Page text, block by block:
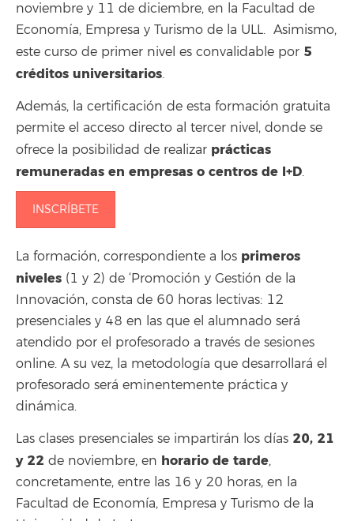
noviembre y 11 de diciembre, en la Facultad de
Economía, Empresa y Turismo de la ULL. Asimismo,
este curso de primer nivel es convalidable por 5
créditos universitarios.
Además, la certificación de esta formación gratuita
permite el acceso directo al tercer nivel, donde se
ofrece la posibilidad de realizar prácticas
remuneradas en empresas o centros de I+D.
INSCRÍBETE
La formación, correspondiente a los primeros
niveles (1 y 2) de ‘Promoción y Gestión de la
Innovación, consta de 60 horas lectivas: 12
presenciales y 48 en las que el alumnado será
atendido por el profesorado a través de sesiones
online. A su vez, la metodología que desarrollará el
profesorado será eminentemente práctica y
dinámica.
Las clases presenciales se impartirán los días 20, 21
y 22 de noviembre, en horario de tarde,
concretamente, entre las 16 y 20 horas, en la
Facultad de Economía, Empresa y Turismo de la